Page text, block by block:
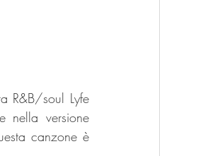
R&B/soul Lyfe
nella versione
canzone è